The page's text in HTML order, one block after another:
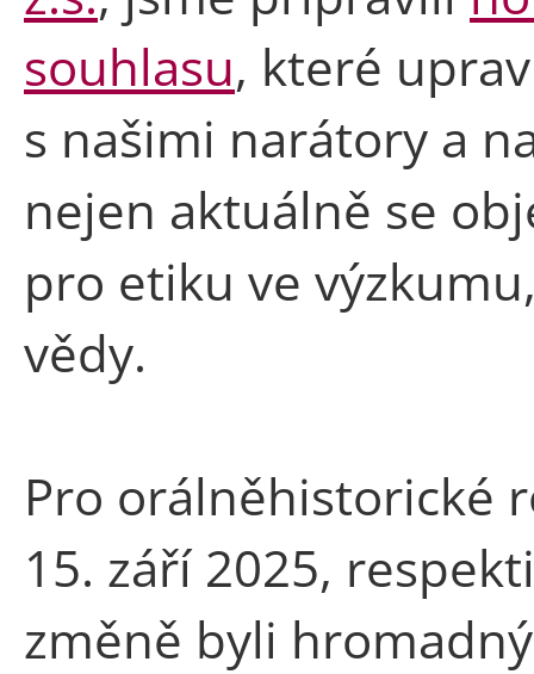
souhlasu, které
s našimi narátory a
nejen aktuálně se
pro etiku ve
vědy.
Pro orálněhistorické
15. září 2025,
změně byli